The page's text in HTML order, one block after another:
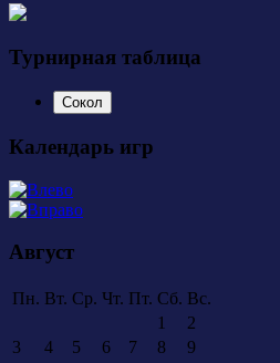
Турнирная таблица
Сокол
Календарь игр
Август
Пн. Вт. Ср. Чт. Пт. Сб. Вс.
1
2
3
4 5 6 7 8
9